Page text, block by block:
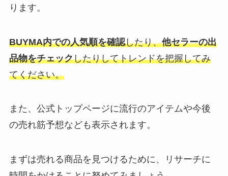
ります。
BUYMA内での人気順を確認したり、他セラーの出
品物をチェックしたりしてトレンドを把握してみ
てください。
また、公式トップページに流行のアイテムや今後
の売れ筋予想なども表示されます。
まずは売れる商品を見つけるために、リサーチに